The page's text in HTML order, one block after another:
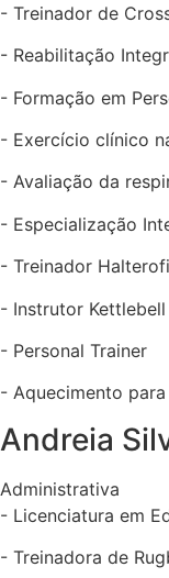
- Treinador de
- Reabilitação
- Formação em
- ⁠Exercício clínico
- ⁠Avaliação da
- ⁠Especialização
- ⁠Treinador
- ⁠Instrutor
- ⁠Personal Trainer
- ⁠Aquecimento
Andreia
Administrativa
- Licenciatura em
- Treinadora de